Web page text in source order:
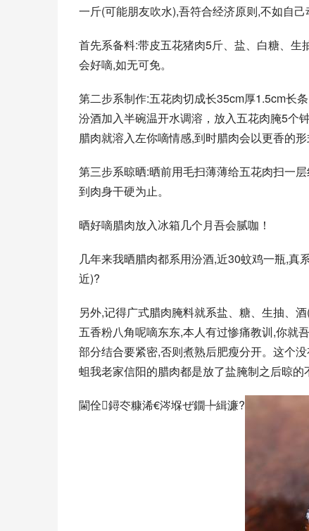
一斤(可能朋友吹水),吾符合经济原则,不如自
首先系备料:带皮五花猪肉5斤、盐、白糖、
会好嘀,如无可免。
第二步系制作:五花肉切成长35cm厚1.5cm长
汾酒加入半碗温开水调溶，放入五花肉腌5个
腊肉就溶入左你嘀情感,到时腊肉会以更香的形
第三步系晾晒:晒前用毛扫薄薄给五花肉扫一
到肉身干硬为止。
晒好嘀腊肉放入冰箱几个月吾会腻咖！
几年来我晒腊肉都系用汾酒,近30蚊鸡一瓶,真
近)?
另外,记得广式腊肉腌料就系盐、糖、生抽、
五香粉八角呢嘀东东,本人有过惨痛教训,你就
部分结合要紧密,否则煮熟后肥瘦分开。这个
蛆我老家信阳的腊肉都是放了盐腌制之后晾
閫佺鐞冭糠浠€涔堢ぜ鐗╄緝濂?